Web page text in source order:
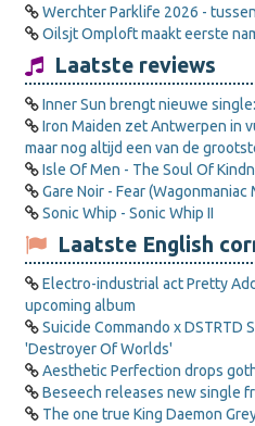
Werchter Parklife 2026 -
Oilsjt Omploft maakt eerste
Laatste reviews
Inner Sun brengt nieuwe
Iron Maiden zet Antwerpen in
maar nog altijd een van de
Isle Of Men - The Soul Of
Gare Noir - Fear (Wagonmaniac
Sonic Whip - Sonic Whip II
Laatste English
Electro-industrial act Pretty
upcoming album
Suicide Commando x DSTRTD
'Destroyer Of Worlds'
Aesthetic Perfection drops
Beseech releases new single
The one true King Daemon